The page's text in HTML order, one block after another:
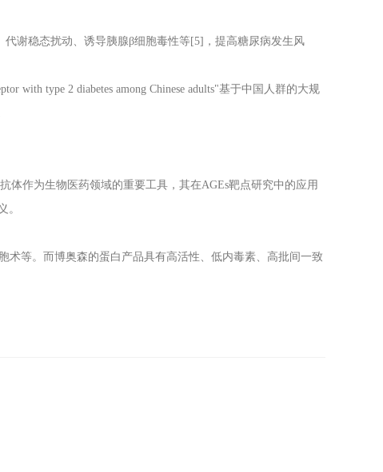
谢稳态扰动、诱导胰腺β细胞毒性等[5]，提高糖尿病发生风
with type 2 diabetes among Chinese adults"基于中国人群的大规
体作为生物医药领域的重要工具，其在AGEs靶点研究中的应用
。
等。而博奥森的蛋白产品具有高活性、低内毒素、高批间一致